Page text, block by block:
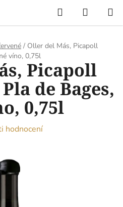
Hledat
KOŠÍK
/ Oller del Más, Picapoll
víno, 0,75l
Picapoll
de Bages,
0,75l
hodnocení